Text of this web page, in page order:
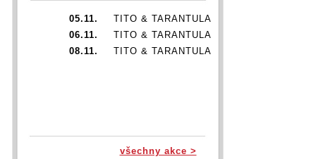
05.11.
TITO & TARANTULA
06.11.
TITO & TARANTULA
08.11.
TITO & TARANTULA
všechny akce >